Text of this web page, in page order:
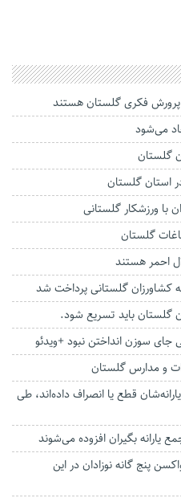
گلستان
احمر هستند
گلستان باید تسریع شود.
جای سوزن انداختن نبود +ویدئو
و مدارس گلستان
ثبت نام افرادی که از سال ۸۹ یا ۹۳ یارانه‌شان قطع یا انصراف داده‌اند، طی
پنج گانه نوزادان در‌ این